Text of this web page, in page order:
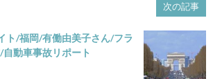
次の記事
ト/福岡/有働由美子さん/フラ
動車事故リポート